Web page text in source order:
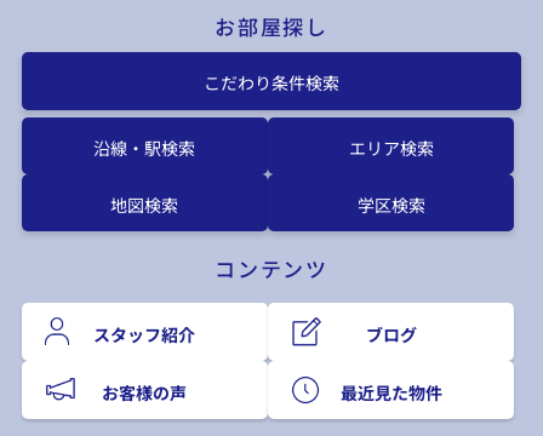
お部屋探し
こだわり条件検索
沿線・駅検索 エリア検索
地図検索 学区検索
コンテンツ
スタッフ紹介 ブログ
お客様の声 最近見た物件